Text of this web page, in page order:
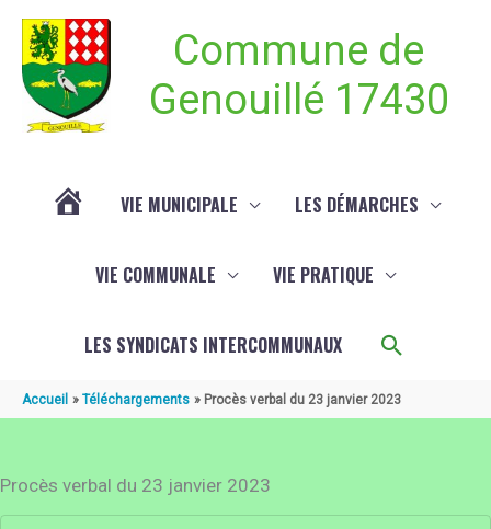
Commune de
Genouillé 17430
VIE MUNICIPALE LES DÉMARCHES
VIE COMMUNALE VIE PRATIQUE
LES SYNDICATS INTERCOMMUNAUX
Accueil Téléchargements Procès verbal du 23 janvier 2023
Procès verbal du 23 janvier 2023